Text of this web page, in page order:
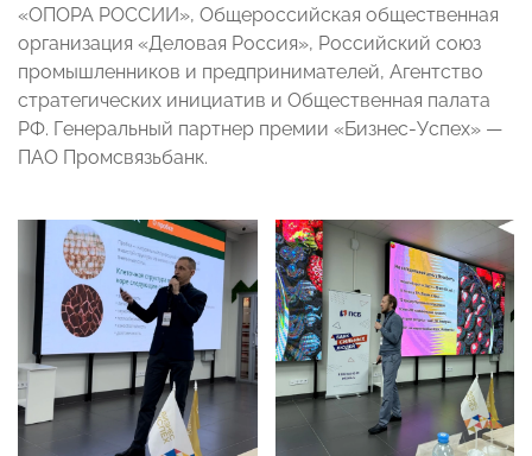
«ОПОРА РОССИИ», Общероссийская общественная
организация «Деловая Россия», Российский союз
промышленников и предпринимателей, Агентство
стратегических инициатив и Общественная палата
РФ. Генеральный партнер премии «Бизнес-Успех» —
ПАО Промсвязьбанк.